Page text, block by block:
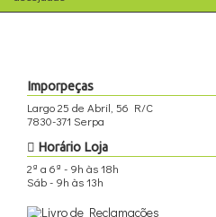
Imporpeças
Largo 25 de Abril, 56 R/C
7830-371 Serpa
Horário Loja
2ª a 6ª - 9h às 18h
Sáb - 9h às 13h